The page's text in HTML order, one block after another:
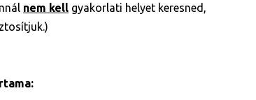
nem kell gyakorlati helyet keresned,